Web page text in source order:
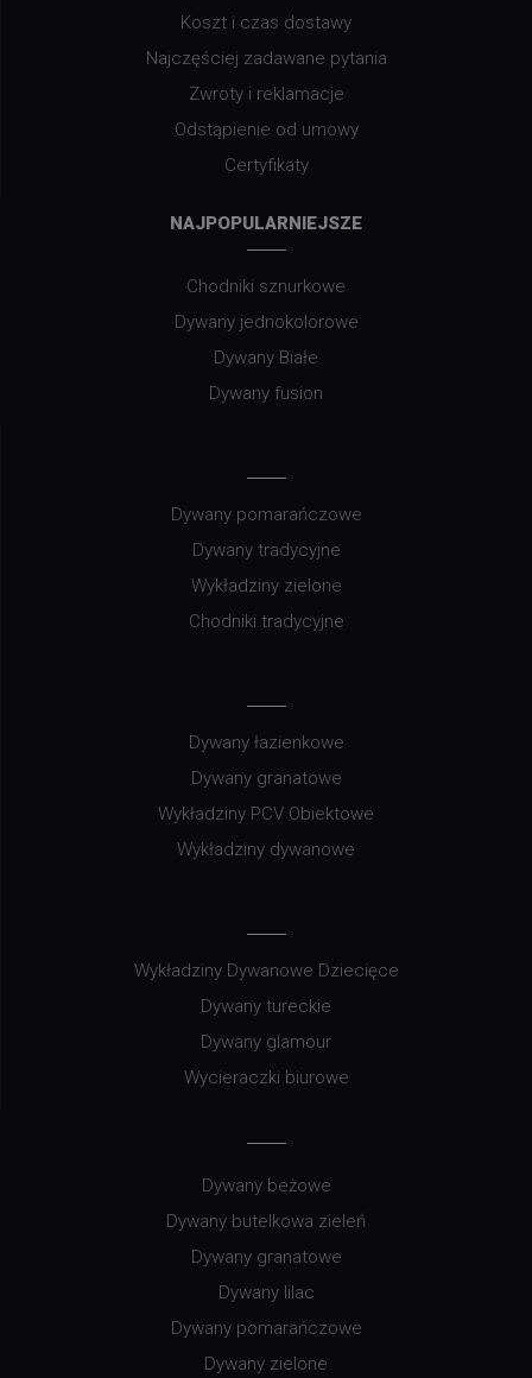
Koszt i czas dostawy
Najczęściej zadawane pytania
Zwroty i reklamacje
Odstąpienie od umowy
Certyfikaty
NAJPOPULARNIEJSZE
Chodniki sznurkowe
Dywany jednokolorowe
Dywany Białe
Dywany fusion
Dywany pomarańczowe
Dywany tradycyjne
Wykładziny zielone
Chodniki tradycyjne
Dywany łazienkowe
Dywany granatowe
Wykładziny PCV Obiektowe
Wykładziny dywanowe
Wykładziny Dywanowe Dziecięce
Dywany tureckie
Dywany glamour
Wycieraczki biurowe
Dywany beżowe
Dywany butelkowa zieleń
Dywany granatowe
Dywany lilac
Dywany pomarańczowe
Dywany zielone